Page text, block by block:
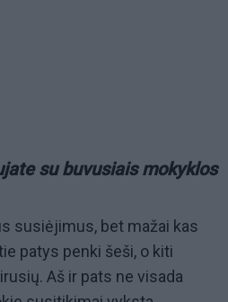
su buvusiais mokyklos
susiėjimus, bet mažai kas
patys penki šeši, o kiti
Aš ir pats ne visada